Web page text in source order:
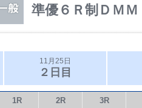
準優６Ｒ制ＤＭ
11月25日
２日目
1R 2R 3R